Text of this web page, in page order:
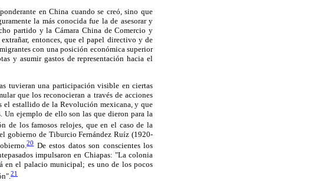
en China cuando se creó, sino que
la más conocida fue la de asesorar y
partido y la Cámara China de Comercio y
entonces, que el papel directivo y de
con una posición económica superior
y asumir gastos de representación hacia el
tuvieran una participación visible en ciertas
que los reconocieran a través de acciones
el estallido de la Revolución mexicana, y que
Un ejemplo de ello son las que dieron para la
de los famosos relojes, que en el caso de la
gobierno de Tiburcio Fernández Ruíz (1920-
20De estos datos son conscientes los
impulsaron en Chiapas: "La colonia
en el palacio municipal; es uno de los pocos
21